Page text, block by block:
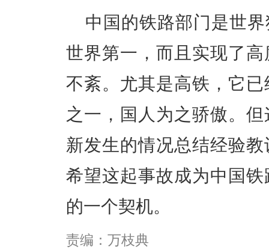
中国的铁路部门是世
世界第一，而且实现了
不紊。尤其是高铁，它
之一，国人为之骄傲。
新发生的情况总结经验
希望这起事故成为中国
的一个契机。
责编：万枝典